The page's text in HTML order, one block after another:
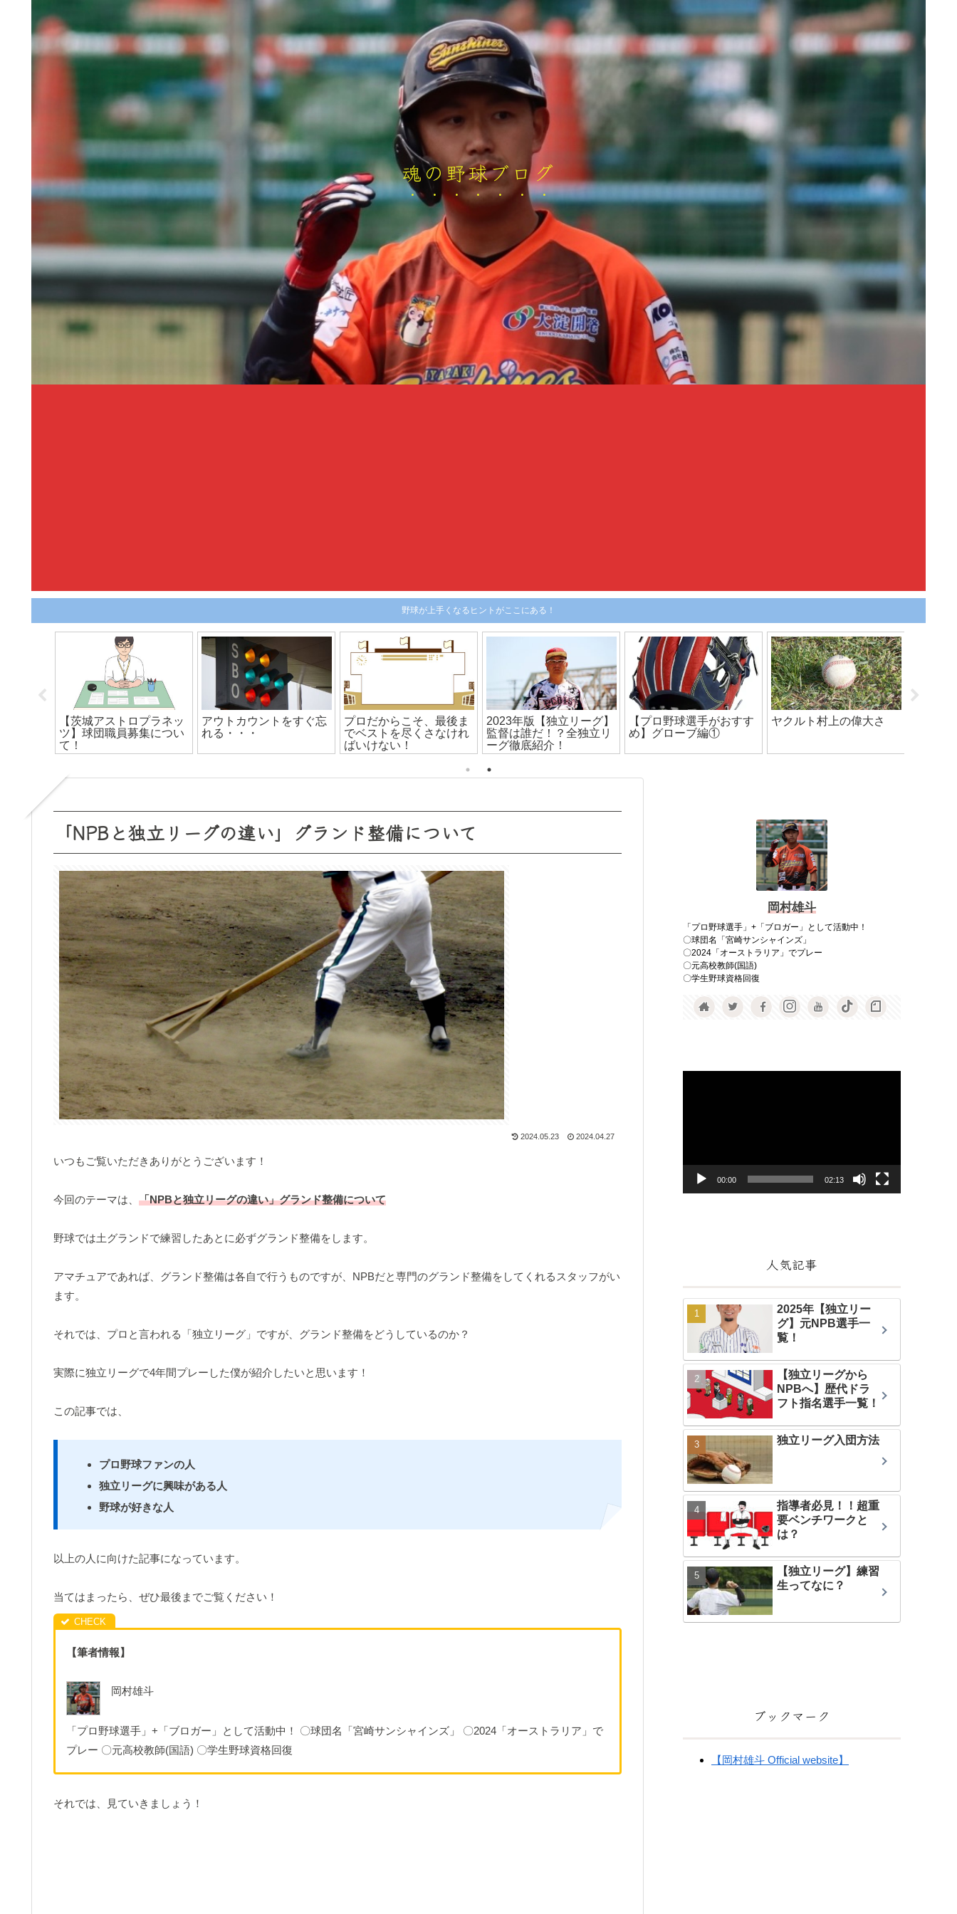
魂の野球ブログ
野球が上手くなるヒントがここにある！
日本プロ野球【球場につ
いて】
ヒットエンドランの心得
【独立リーグ】合同トラ
イアウトについて
野球はプレーで返す！？
フォロースルーって重
要？？
【史上初！】茶野篤政
ン！
「NPBと独立リーグの違い」グランド整備について
2024.05.23 2024.04.27
いつもご覧いただきありがとうございます！
今回のテーマは、 「NPBと独立リーグの違い」グランド整備について
野球では土グランドで練習したあとに必ずグランド整備をします。
アマチュアであれば、グランド整備は各自で行うものですが、NPBだと専門のグランド整備をしてくれるスタッフがい
ます。
それでは、プロと言われる「独立リーグ」ですが、グランド整備をどうしているのか？
実際に独立リーグで4年間プレーした僕が紹介したいと思います！
この記事では、
プロ野球ファンの人
独立リーグに興味がある人
野球が好きな人
以上の人に向けた記事になっています。
当てはまったら、ぜひ最後までご覧ください！
【筆者情報】
岡村雄斗
「プロ野球選手」+「ブロガー」として活動中！ 〇球団名「宮崎サンシャインズ」 〇2024「オーストラリア」で
プレー 〇元高校教師(国語) 〇学生野球資格回復
それでは、見ていきましょう！
岡村雄斗
「プロ野球選手」+「ブロガー」として活動中！
〇球団名「宮崎サンシャインズ」
〇2024「オーストラリア」でプレー
〇元高校教師(国語)
〇学生野球資格回復
ー
00:00 02:13
人気記事
2025年【独立リー
グ】元NPB選手一
覧！
【独立リーグから
NPBへ】歴代ドラ
フト指名選手一覧！
独立リーグ入団方法
指導者必見！！超重
要ベンチワークと
は？
【独立リーグ】練習
生ってなに？
ブックマーク
【岡村雄斗 Official website】